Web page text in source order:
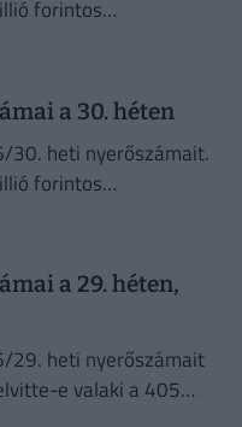
forintos
a 30. héten
30. heti nyerőszámait.
forintos
a 29. héten,
29. heti nyerőszámait
e valaki a 405